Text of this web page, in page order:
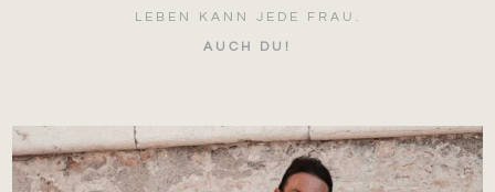
LEBEN KANN JEDE FRAU.
AUCH DU!